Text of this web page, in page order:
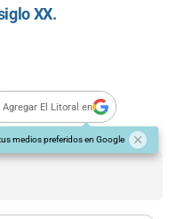
XX.
Agregar El Litoral en
medios preferidos en Google